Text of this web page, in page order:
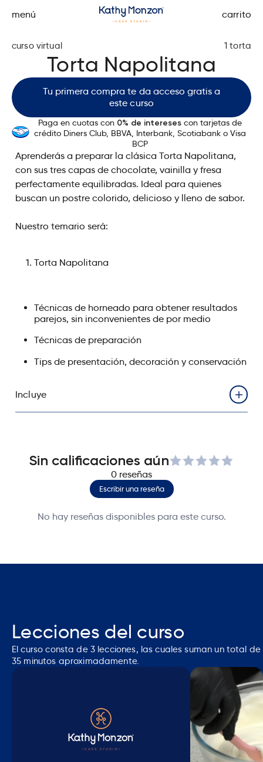
menú carrito
curso virtual 1 torta
Torta Napolitana
Tu primera compra te da acceso gratis a
este curso
Paga en cuotas con 0% de intereses con tarjetas de
crédito Diners Club, BBVA, Interbank, Scotiabank o Visa
BCP
Aprenderás a preparar la clásica Torta Napolitana,
con sus tres capas de chocolate, vainilla y fresa
perfectamente equilibradas. Ideal para quienes
buscan un postre colorido, delicioso y lleno de sabor.
Nuestro temario será:
Torta Napolitana
Técnicas de horneado para obtener resultados
parejos, sin inconvenientes de por medio
Técnicas de preparación
Tips de presentación, decoración y conservación
Incluye
Acceso al curso durante 1 año (365 días) desde el
momento de la compra
Receta completa en PDFs
Certificación a nombre de Kathy Monzón
Acceso inmediato (aplica para cursos disponibles,
los cursos en pre venta contienen la fecha de
Consultas a la profesora (las respuestas se
Sin calificaciones aún
0 reseñas
Escribir una reseña
No hay reseñas disponibles para este curso.
Lecciones del curso
El curso consta de 3 lecciones, las cuales suman un total de
35 minutos aproximadamente.